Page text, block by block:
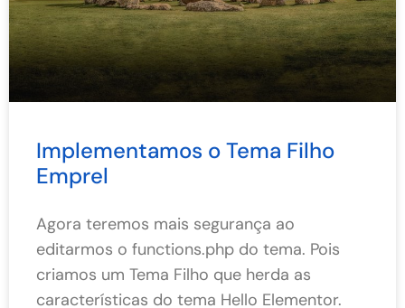
Implementamos o Tema Filho
Emprel
Agora teremos mais segurança ao
editarmos o functions.php do tema. Pois
criamos um Tema Filho que herda as
características do tema Hello Elementor.